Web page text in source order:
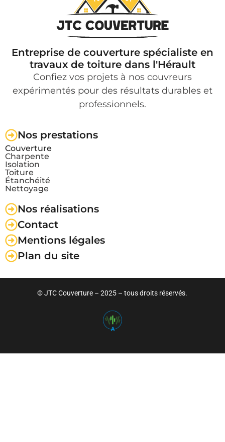
Entreprise de couverture spécialiste en
travaux de toiture dans l'Hérault
Confiez vos projets à nos couvreurs
expérimentés pour des résultats durables et
professionnels.
Nos prestations
Couverture
Charpente
Isolation
Toiture
Étanchéité
Nettoyage
Nos réalisations
Contact
Mentions légales
Plan du site
© JTC Couverture – 2025 – tous droits réservés.